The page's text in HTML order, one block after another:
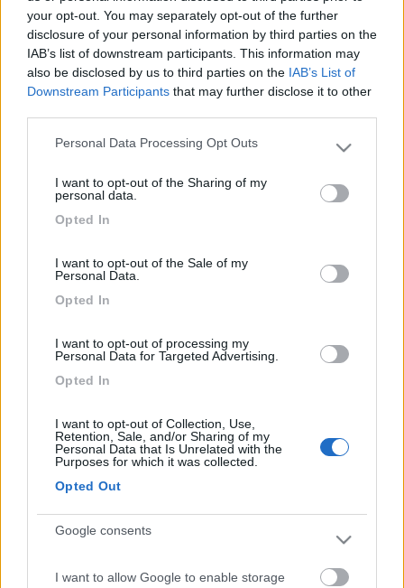
your opt-out. You may separately opt-out of the further
disclosure of your personal information by third parties on the
IAB’s list of downstream participants. This information may
also be disclosed by us to third parties on the IAB’s List of
Downstream Participants that may further disclose it to other
Please note that this website/app uses one or more Google
not limited to your visit or usage behaviour. You may click to
use your data for below specified purposes in below Google
Personal Data Processing Opt Outs
I want to opt-out of the Sharing of my
personal data.
Opted In
I want to opt-out of the Sale of my
Personal Data.
Opted In
I want to opt-out of processing my
Personal Data for Targeted Advertising.
Opted In
I want to opt-out of Collection, Use,
Retention, Sale, and/or Sharing of my
Personal Data that Is Unrelated with the
Purposes for which it was collected.
Opted Out
Google consents
I want to allow Google to enable storage
Inserito il06/08/2014 alle:13:16:38
Sicuramente si è surriscaldato il contatto delle luci di posizione ,
puoi scollegare il cablaggio dal devio luci e sostituire la spinetta
danneggiata, o provvisoriamente stringerla con un oggetto
appuntito... In quei mezzi succedeva spesso perché nelle
bexwiller
-
Inserito il06/08/2014
06/08/2014 13:16:38 (Visualizza messaggio in nuova
finestra >
non l'ho staccato Il contatto che solitamente si danneggia quale
e'? Vedo se riesco a procurarmelo! Grazie mille Saluti a tutti